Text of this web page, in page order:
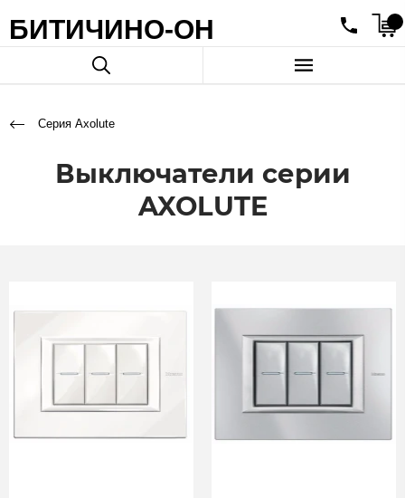
БИТИЧИНО-ОН
Серия Axolute
Выключатели серии
AXOLUTE